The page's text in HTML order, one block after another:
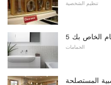
تنظيم الشخصية
الخاص بك
الحمامات
المستصلحة